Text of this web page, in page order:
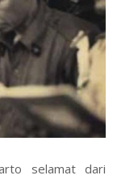
selamat dari